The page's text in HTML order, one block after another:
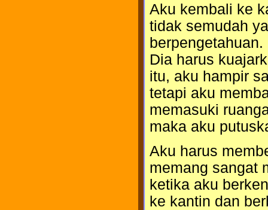
Aku kembali ke
tidak semudah
berpengetahuan.
Dia harus
itu, aku hampir
tetapi aku
memasuki
maka aku
Aku harus
memang sangat
ketika aku
ke kantin dan